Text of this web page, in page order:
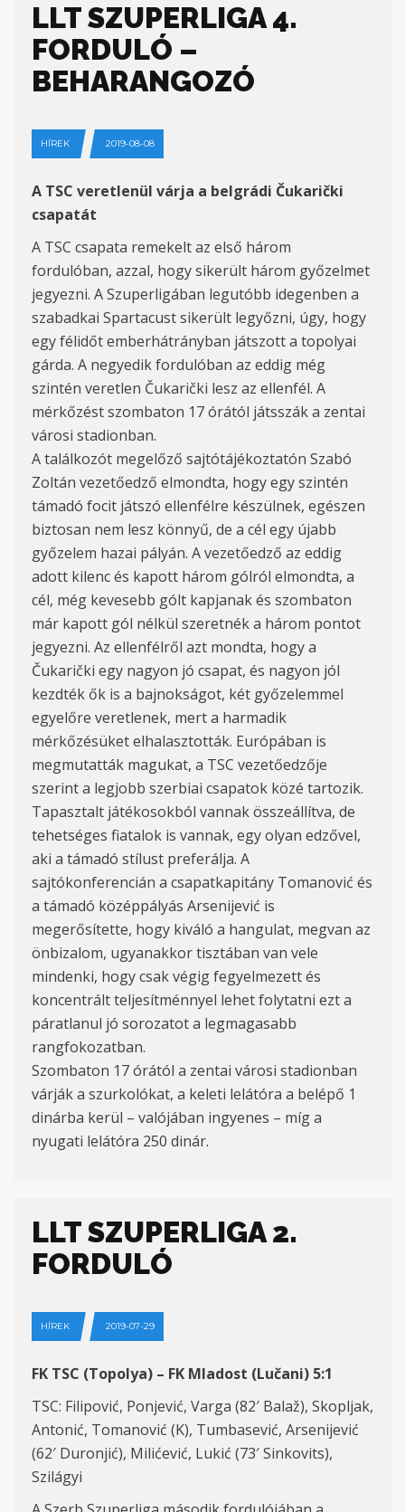
LLT SZUPERLIGA 4.
FORDULÓ –
BEHARANGOZÓ
HÍREK 2019-08-08
A TSC veretlenül várja a belgrádi Čukarički
csapatát
A TSC csapata remekelt az első három
fordulóban, azzal, hogy sikerült három győzelmet
jegyezni. A Szuperligában legutóbb idegenben a
szabadkai Spartacust sikerült legyőzni, úgy, hogy
egy félidőt emberhátrányban játszott a topolyai
gárda. A negyedik fordulóban az eddig még
szintén veretlen Čukarički lesz az ellenfél. A
mérkőzést szombaton 17 órától játsszák a zentai
városi stadionban.
A találkozót megelőző sajtótájékoztatón Szabó
Zoltán vezetőedző elmondta, hogy egy szintén
támadó focit játszó ellenfélre készülnek, egészen
biztosan nem lesz könnyű, de a cél egy újabb
győzelem hazai pályán. A vezetőedző az eddig
adott kilenc és kapott három gólról elmondta, a
cél, még kevesebb gólt kapjanak és szombaton
már kapott gól nélkül szeretnék a három pontot
jegyezni. Az ellenfélről azt mondta, hogy a
Čukarički egy nagyon jó csapat, és nagyon jól
kezdték ők is a bajnokságot, két győzelemmel
egyelőre veretlenek, mert a harmadik
mérkőzésüket elhalasztották. Európában is
megmutatták magukat, a TSC vezetőedzője
szerint a legjobb szerbiai csapatok közé tartozik.
Tapasztalt játékosokból vannak összeállítva, de
tehetséges fiatalok is vannak, egy olyan edzővel,
aki a támadó stílust preferálja. A
sajtókonferencián a csapatkapitány Tomanović és
a támadó középpályás Arsenijević is
megerősítette, hogy kiváló a hangulat, megvan az
önbizalom, ugyanakkor tisztában van vele
mindenki, hogy csak végig fegyelmezett és
koncentrált teljesítménnyel lehet folytatni ezt a
páratlanul jó sorozatot a legmagasabb
rangfokozatban.
Szombaton 17 órától a zentai városi stadionban
várják a szurkolókat, a keleti lelátóra a belépő 1
dinárba kerül – valójában ingyenes – míg a
nyugati lelátóra 250 dinár.
LLT SZUPERLIGA 2.
FORDULÓ
HÍREK 2019-07-29
FK TSC (Topolya) – FK Mladost (Lučani) 5:1
TSC: Filipović, Ponjević, Varga (82′ Balaž), Skopljak,
Antonić, Tomanović (K), Tumbasević, Arsenijević
(62′ Duronjić), Milićević, Lukić (73′ Sinkovits),
Szilágyi